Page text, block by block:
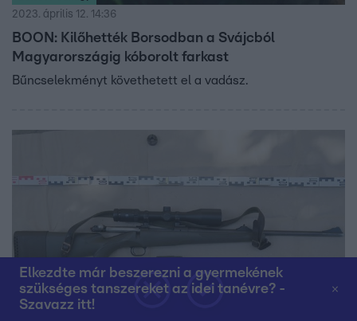
Elkezdte már beszerezni a gyermekének
szükséges tanszereket az idei tanévre? -
Szavazz itt!
2023. április 12. 14:36
BOON: Kilőhették Borsodban a Svájcból
Magyarországig kóborolt farkast
Bűncselekményt követhetett el a vadász.
Baleset-bűnügy